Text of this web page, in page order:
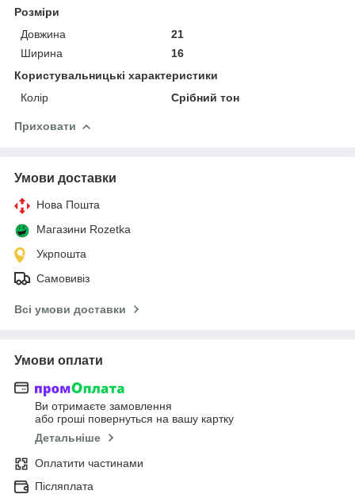
Розміри
Довжина
21
Ширина
16
Користувальницькі характеристики
Колір
Срібний тон
Приховати
Умови доставки
Нова Пошта
Магазини Rozetka
Укрпошта
Самовивіз
Всі умови доставки
Умови оплати
Ви отримаєте замовлення
або гроші повернуться на вашу картку
Детальніше
Оплатити частинами
Післяплата